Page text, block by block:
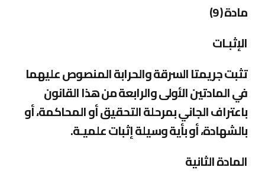
مادة ( 9)
الإثبـات
تثبت جريمتا السرقة والحرابة المنصوص عليهما
في المادتين الأولى والرابعة من هذا القانون
باعتراف الجاني بمرحلة التحقيق أو المحاكمة، أو
بالشهادة، أو بأية وسيلة إثبات علميـة.
المادة الثانية